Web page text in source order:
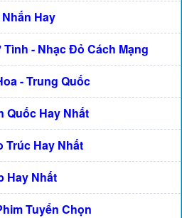
Hay
- Nhạc Đỏ Cách Mạng
- Trung Quốc
Quốc Hay Nhất
Trúc Hay Nhất
Hay Nhất
Tuyển Chọn